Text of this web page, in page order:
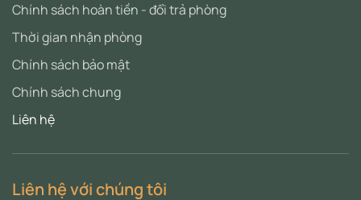
Chính sách hoàn tiền - đổi trả phòng
Thời gian nhận phòng
Chính sách bảo mật
Chính sách chung
Liên hệ
Liên hệ với chúng tôi